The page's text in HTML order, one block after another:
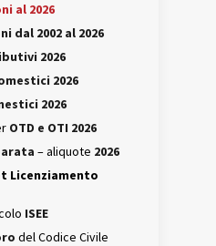
al 2026
dal 2002 al 2026
2026
2026
2026
OTD e OTI 2026
– aliquote 2026
Licenziamento
ISEE
del Codice Civile